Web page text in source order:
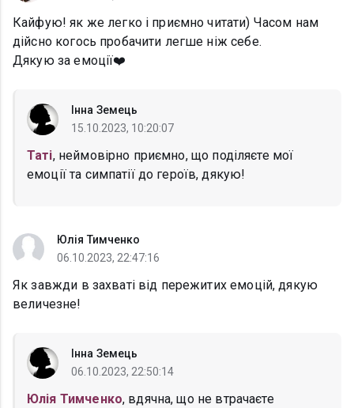
Кайфую! як же легко і приємно читати) Часом нам
дійсно когось пробачити легше ніж себе.
Дякую за емоції❤️
Інна Земець
15.10.2023, 10:20:07
Таті, неймовірно приємно, що поділяєте мої
емоції та симпатії до героїв, дякую!
Юлія Тимченко
06.10.2023, 22:47:16
Як завжди в захваті від пережитих емоцій, дякую
величезне!
Інна Земець
06.10.2023, 22:50:14
Юлія Тимченко, вдячна, що не втрачаєте